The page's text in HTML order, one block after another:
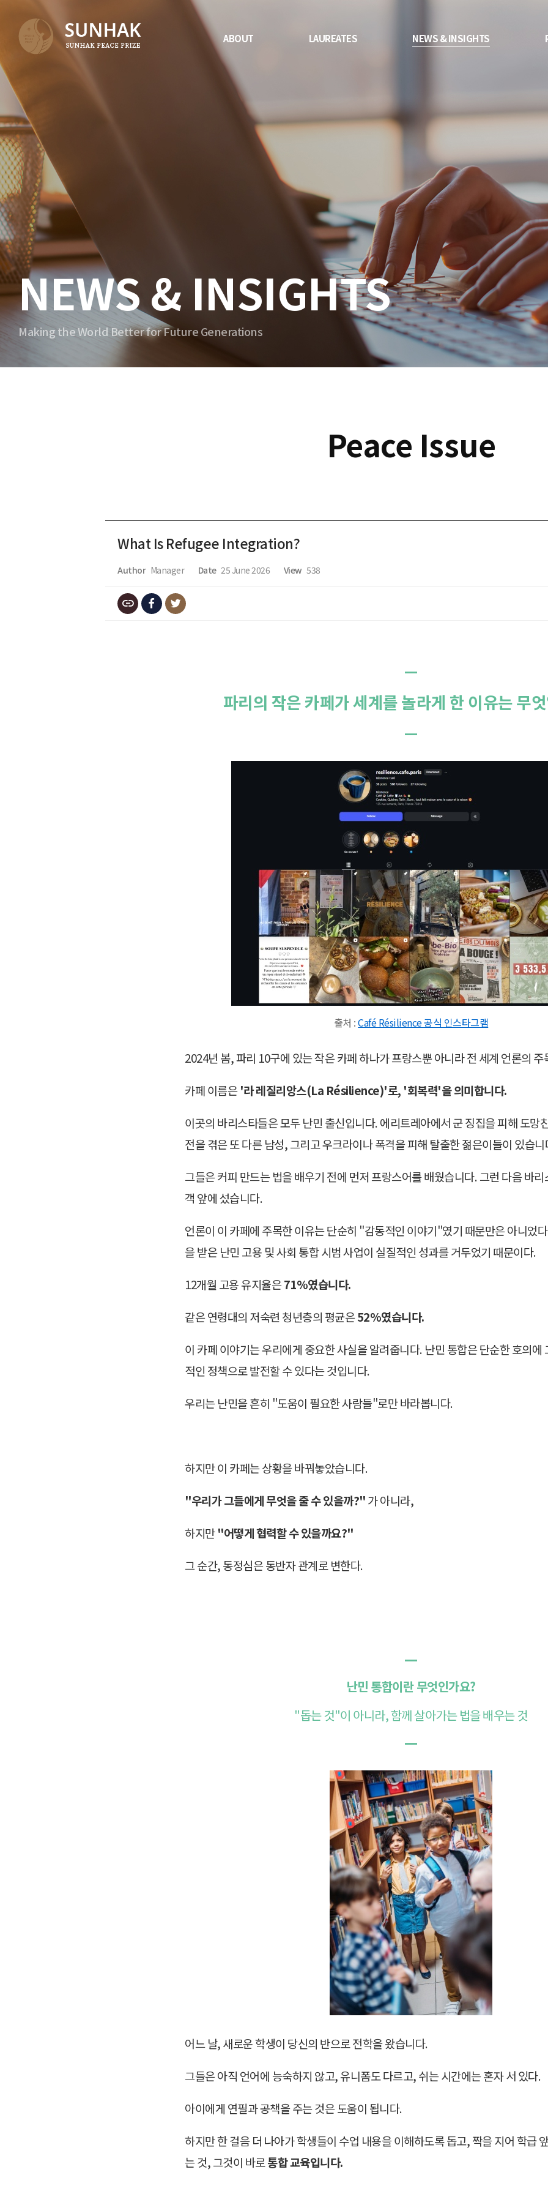
ABOUT LAUREATES NEWS & INSIGHTS
NEWS & INSIGHTS
Making the World Better for Future Generations
Peace Issue
What Is Refugee Integration?
Author Manager Date 25 June 2026 View 538
—
파리의 작은 카페가 세계를 놀라게 한 이유는 무
—
출처 :Café Résilience 공식 인스타그램
2024년 봄, 파리 10구에 있는 작은 카페 하나가 프랑스뿐 아니라 전 세계 언론의
카페 이름은'라 레질리앙스(La Résilience)'로, '회복력'을 의미합니다.
이곳의 바리스타들은 모두 난민 출신입니다. 에리트레아에서 군 징집을 피해 도망
전을 겪은 또 다른 남성, 그리고 우크라이나 폭격을 피해 탈출한 젊은이들이 있습니
그들은 커피 만드는 법을 배우기 전에 먼저 프랑스어를 배웠습니다. 그런 다음 바
객 앞에 섰습니다.
언론이 이 카페에 주목한 이유는 단순히 "감동적인 이야기"였기 때문만은 아니었
을 받은 난민 고용 및 사회 통합 시범 사업이 실질적인 성과를 거두었기 때문이다.
12개월 고용 유지율은71%였습니다.
같은 연령대의 저숙련 청년층의 평균은52%였습니다.
이 카페 이야기는 우리에게 중요한 사실을 알려줍니다. 난민 통합은 단순한 호의에
적인 정책으로 발전할 수 있다는 것입니다.
우리는 난민을 흔히 "도움이 필요한 사람들"로만 바라봅니다.
하지만 이 카페는 상황을 바꿔놓았습니다.
"우리가 그들에게 무엇을 줄 수 있을까?"가 아니라,
하지만"어떻게 협력할 수 있을까요?"
그 순간, 동정심은 동반자 관계로 변한다.
—
난민 통합이란 무엇인가요?
"돕는 것"이 ​​아니라, 함께 살아가는 법을 배우는 것
—
어느 날, 새로운 학생이 당신의 반으로 전학을 왔습니다.
그들은 아직 언어에 능숙하지 않고, 유니폼도 다르고, 쉬는 시간에는 혼자 서 있다.
아이에게 연필과 공책을 주는 것은 도움이 됩니다.
하지만 한 걸음 더 나아가 학생들이 수업 내용을 이해하도록 돕고, 짝을 지어 학급
는 것, 그것이 바로통합 교육입니다.